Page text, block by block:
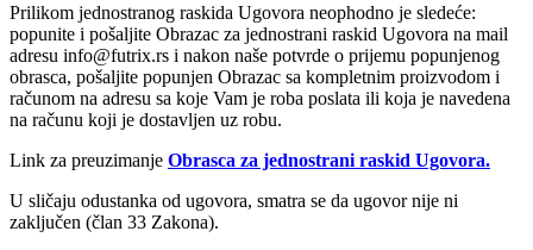
Prilikom jednostranog raskida Ugovora neophodno je sledeće:
popunite i pošaljite Obrazac za jednostrani raskid Ugovora na mail
adresu info@futrix.rs i nakon naše potvrde o prijemu popunjenog
obrasca, pošaljite popunjen Obrazac sa kompletnim proizvodom i
računom na adresu sa koje Vam je roba poslata ili koja je navedena
na računu koji je dostavljen uz robu.
Link za preuzimanje Obrasca za jednostrani raskid Ugovora.
U sličaju odustanka od ugovora, smatra se da ugovor nije ni
zaključen (član 33 Zakona).